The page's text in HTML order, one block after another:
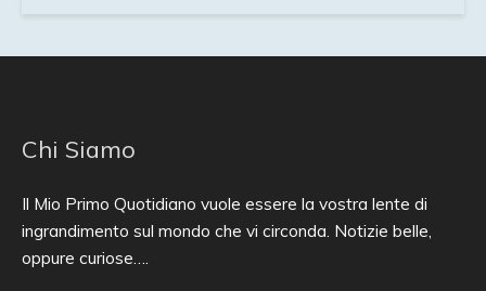
Chi Siamo
Il Mio Primo Quotidiano vuole essere la vostra lente di
ingrandimento sul mondo che vi circonda. Notizie belle,
oppure curiose….